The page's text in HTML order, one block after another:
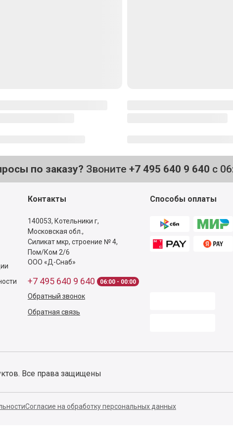
по заказу? Звоните +7 495 640 9 640 с
Контакты
140053, Котельники г,
Московская обл.,
Силикат мкр, строение № 4,
Пом/Ком 2/6
ООО «Д-Снаб»
+7 495 640 9 640 06:00 - 00:00
Обратный звонок
Обратная связь
Способы оплаты
Все права защищены
Согласие на обработку персональных данных